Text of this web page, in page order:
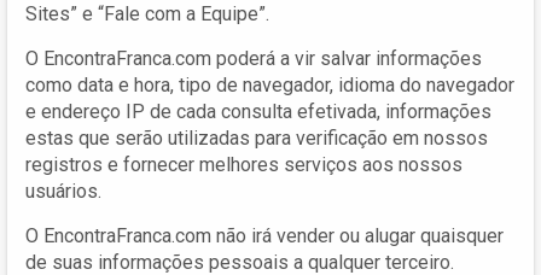
Sites” e “Fale com a Equipe”.
O EncontraFranca.com poderá a vir salvar informações
como data e hora, tipo de navegador, idioma do navegador
e endereço IP de cada consulta efetivada, informações
estas que serão utilizadas para verificação em nossos
registros e fornecer melhores serviços aos nossos
usuários.
O EncontraFranca.com não irá vender ou alugar quaisquer
de suas informações pessoais a qualquer terceiro.